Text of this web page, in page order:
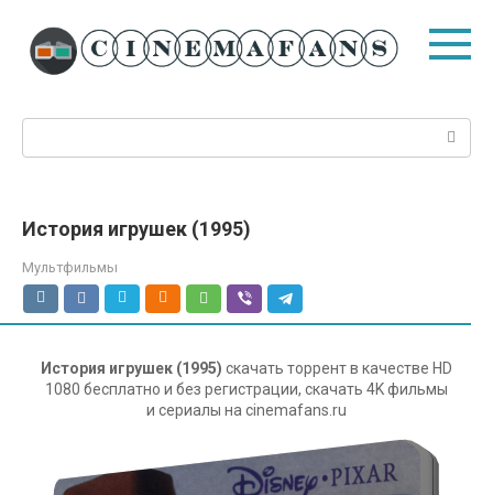
контенту
История игрушек (1995)
Мультфильмы
История игрушек (1995) скачать торрент в качестве HD
1080 бесплатно и без регистрации, скачать 4K фильмы
и сериалы на cinemafans.ru